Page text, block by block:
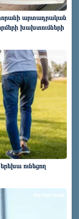
արտադրական
խախտումների
ունեցող
44 րոպե առաջ
մեկ ժամ առաջ